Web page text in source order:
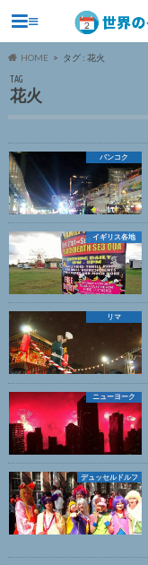
≡
HOME タグ : 花火
TAG
花火
バンコク
イギリス各地
リマ
ニューヨーク
デュッセルドルフ